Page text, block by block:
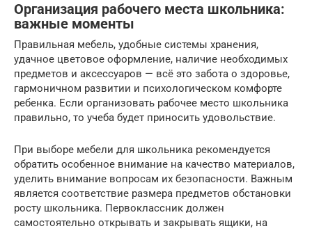
Организация рабочего места школьника:
важные моменты
Правильная мебель, удобные системы хранения,
удачное цветовое оформление, наличие необходимых
предметов и аксессуаров — всё это забота о здоровье,
гармоничном развитии и психологическом комфорте
ребенка. Если организовать рабочее место школьника
правильно, то учеба будет приносить удовольствие.
При выборе мебели для школьника рекомендуется
обратить особенное внимание на качество материалов,
уделить внимание вопросам их безопасности. Важным
является соответствие размера предметов обстановки
росту школьника. Первоклассник должен
самостоятельно открывать и закрывать ящики, на